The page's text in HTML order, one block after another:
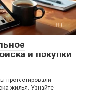
0
и покупки
протестировали
жилья. Узнайте